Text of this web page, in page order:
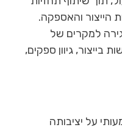
הייצור והאספקה.
למקרים של
בייצור, גיוון ספקים,
על יציבותה